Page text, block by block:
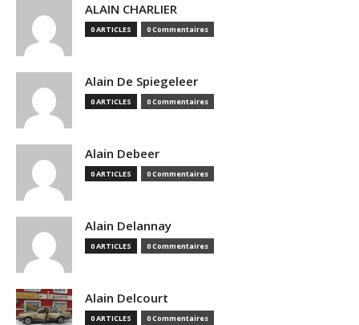
ALAIN CHARLIER
0 ARTICLES 0 Commentaires
Alain De Spiegeleer
0 ARTICLES 0 Commentaires
Alain Debeer
0 ARTICLES 0 Commentaires
Alain Delannay
0 ARTICLES 0 Commentaires
Alain Delcourt
0 ARTICLES 0 Commentaires